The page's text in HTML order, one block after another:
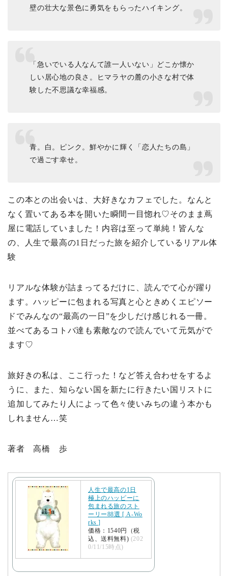
壁の壮大な景色に勇気をもらったハイキング。
「急いでいる人なんて誰一人いない」どこか懐か
しい居心地の良さ。ヒマラヤの麓の小さな村で体
験した不思議な幸福感。
青。白。ピンク。鮮やかに輝く「恋人たちの島」
で過ごす幸せ。
この本との出会いは、大好きなカフェでした。なんと
なく置いてある本を開いた瞬間一目惚れ♡そのまま蔦
屋に電話していました！内容は至って単純！皆んな
の、人生で最高の1日だった旅を紹介しているリアル体
験
リアルな体験が詰まってるだけに、読んでて心が躍り
ます。ハッピーに包まれる写真と心ときめくエピソー
ドでみんなの“最高の一日”を少しだけ感じれる一冊。
並べてあるコトバ達も素敵なので読んでいて元気がで
ます♡
旅好きの私は、ここ行った！など答え合わせをするよ
うに、また、知らない国を新たに行きたい国リストに
追加してみたり人によって色々使いみちの違う本かも
しれません…笑
著者 高橋 歩
人生で最高の1日
極上のハッピーに
包まれる旅のスト
ーリー88選 [ A-Wo
rks ]
価格：1540円（税
込、送料無料) (202
0/11/15時点)